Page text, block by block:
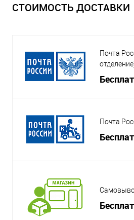
СТОИМОСТЬ ДОСТАВКИ
Почта
Почта